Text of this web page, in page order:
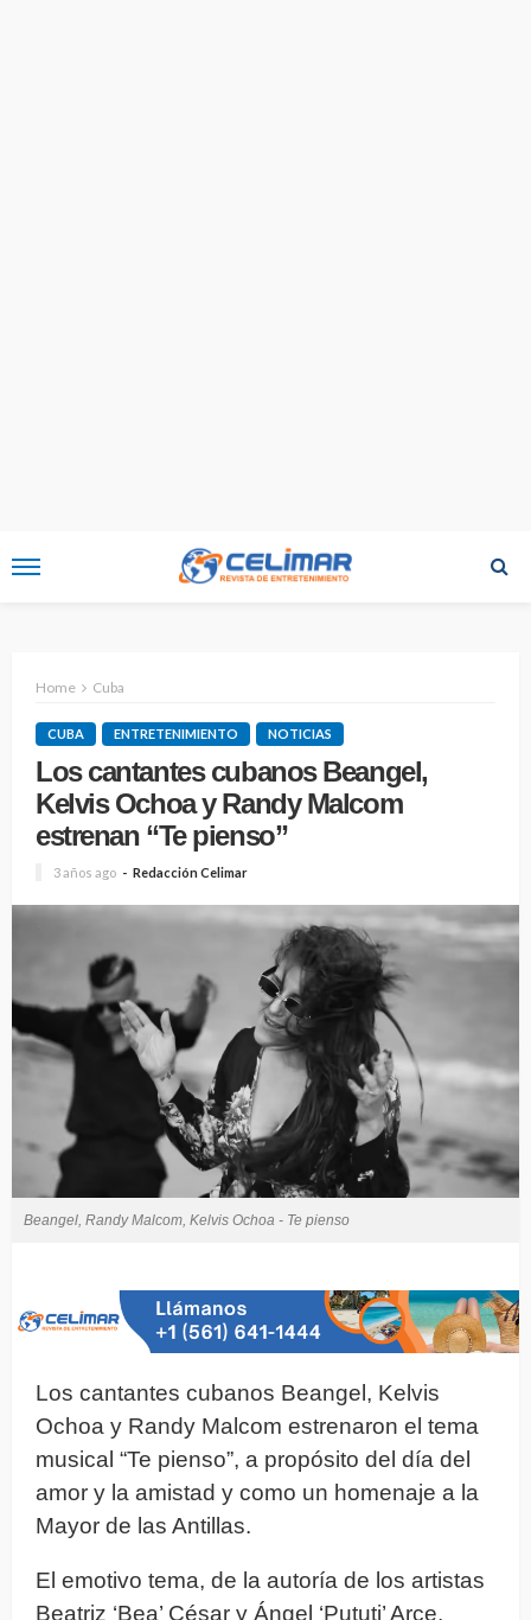
Home Cuba
CUBA ENTRETENIMIENTO NOTICIAS
Los cantantes cubanos Beangel,
Kelvis Ochoa y Randy Malcom
estrenan “Te pienso”
3 años ago Redacción Celimar
Beangel, Randy Malcom, Kelvis Ochoa - Te pienso
Los cantantes cubanos Beangel, Kelvis
Ochoa y Randy Malcom estrenaron el tema
musical “Te pienso”, a propósito del día del
amor y la amistad y como un homenaje a la
Mayor de las Antillas.
El emotivo tema, de la autoría de los artistas
Beatriz ‘Bea’ César y Ángel ‘Pututi’ Arce,